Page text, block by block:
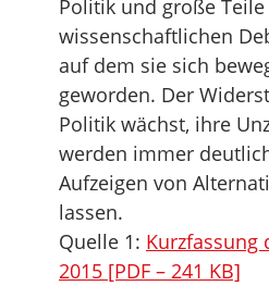
Politik und große
wissenschaftlichen
auf dem sie sich
geworden. Der
Politik wächst, ihre
werden immer
Aufzeigen von
lassen.
Quelle 1: Kurzfassung
2015 [PDF – 241 KB]